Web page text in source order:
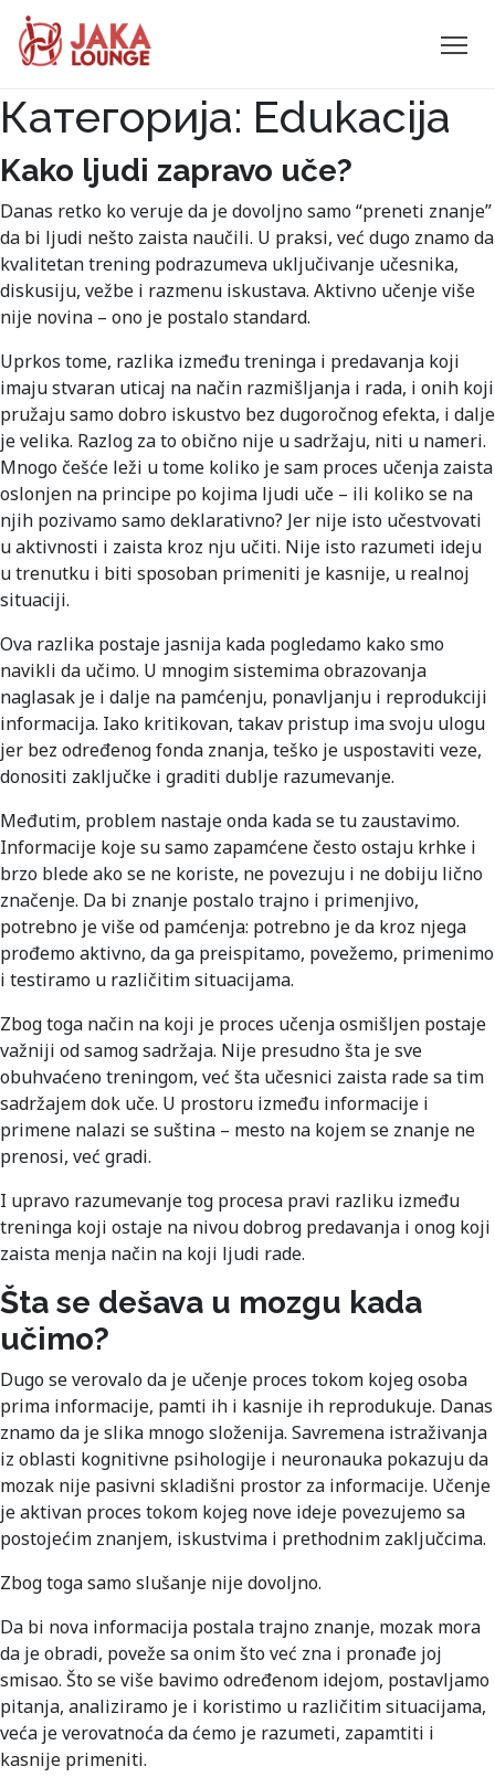
Skip
to
content
JAKA
LOUNGE
Категорија: Edukacija
Kako ljudi zapravo uče?
Danas retko ko veruje da je dovoljno samo “preneti znanje”
da bi ljudi nešto zaista naučili. U praksi, već dugo znamo da
kvalitetan trening podrazumeva uključivanje učesnika,
diskusiju, vežbe i razmenu iskustava. Aktivno učenje više
nije novina – ono je postalo standard.
Uprkos tome, razlika između treninga i predavanja koji
imaju stvaran uticaj na način razmišljanja i rada, i onih koji
pružaju samo dobro iskustvo bez dugoročnog efekta, i dalje
je velika. Razlog za to obično nije u sadržaju, niti u nameri.
Mnogo češće leži u tome koliko je sam proces učenja zaista
oslonjen na principe po kojima ljudi uče – ili koliko se na
njih pozivamo samo deklarativno? Jer nije isto učestvovati
u aktivnosti i zaista kroz nju učiti. Nije isto razumeti ideju
u trenutku i biti sposoban primeniti je kasnije, u realnoj
situaciji.
Ova razlika postaje jasnija kada pogledamo kako smo
navikli da učimo. U mnogim sistemima obrazovanja
naglasak je i dalje na pamćenju, ponavljanju i reprodukciji
informacija. Iako kritikovan, takav pristup ima svoju ulogu
jer bez određenog fonda znanja, teško je uspostaviti veze,
donositi zaključke i graditi dublje razumevanje.
Međutim, problem nastaje onda kada se tu zaustavimo.
Informacije koje su samo zapamćene često ostaju krhke i
brzo blede ako se ne koriste, ne povezuju i ne dobiju lično
značenje. Da bi znanje postalo trajno i primenjivo,
potrebno je više od pamćenja: potrebno je da kroz njega
prođemo aktivno, da ga preispitamo, povežemo, primenimo
i testiramo u različitim situacijama.
Zbog toga način na koji je proces učenja osmišljen postaje
važniji od samog sadržaja. Nije presudno šta je sve
obuhvaćeno treningom, već šta učesnici zaista rade sa tim
sadržajem dok uče. U prostoru između informacije i
primene nalazi se suština – mesto na kojem se znanje ne
prenosi, već gradi.
I upravo razumevanje tog procesa pravi razliku između
treninga koji ostaje na nivou dobrog predavanja i onog koji
zaista menja način na koji ljudi rade.
Šta se dešava u mozgu kada
učimo?
Dugo se verovalo da je učenje proces tokom kojeg osoba
prima informacije, pamti ih i kasnije ih reprodukuje. Danas
znamo da je slika mnogo složenija. Savremena istraživanja
iz oblasti kognitivne psihologije i neuronauka pokazuju da
mozak nije pasivni skladišni prostor za informacije. Učenje
je aktivan proces tokom kojeg nove ideje povezujemo sa
postojećim znanjem, iskustvima i prethodnim zaključcima.
Zbog toga samo slušanje nije dovoljno.
Da bi nova informacija postala trajno znanje, mozak mora
da je obradi, poveže sa onim što već zna i pronađe joj
smisao. Što se više bavimo određenom idejom, postavljamo
pitanja, analiziramo je i koristimo u različitim situacijama,
veća je verovatnoća da ćemo je razumeti, zapamtiti i
kasnije primeniti.